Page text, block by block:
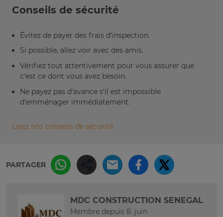
Conseils de sécurité
Évitez de payer des frais d’inspection.
Si possible, allez voir avec des amis.
Vérifiez tout attentivement pour vous assurer que
c’est ce dont vous avez besoin.
Ne payez pas d’avance s’il est impossible
d’emménager immédiatement.
Lisez nos conseils de sécurité
PARTAGER
MDC CONSTRUCTION SENEGAL
Membre depuis 8. juin